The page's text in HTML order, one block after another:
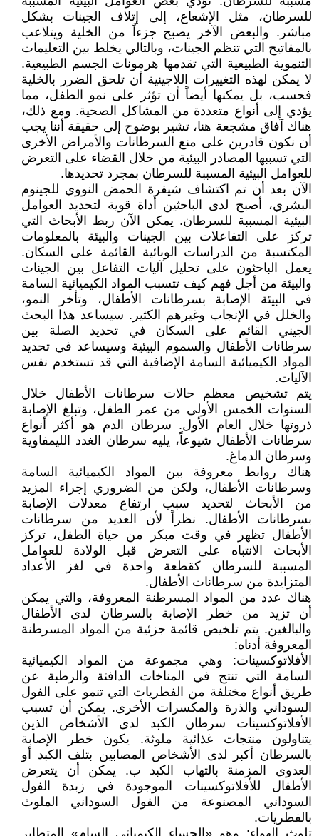
للسرطان، مثل الإشعاع، إلى إتلاف الجينات بشكل
مباشر. والبعض الآخر يصبح جزءاً من الخلية ويتلاعب
بالمفاتيح التي تنظم الجينات، وبالتالي يخلط بين التعليمات
التنموية الطبيعية التي تقدمها هرمونات الجسم الطبيعية.
لا يمكن لهذه التغييرات اللاجينية أن تلحق الضرر بالخلية
فحسب، بل يمكنها أيضاً أن تؤثر على نمو الطفل، مما
يؤدي إلى أنواع متعددة من المشاكل الصحية. ومع ذلك،
هناك آفاق مشجعة هنا، تشير بوضوح إلى حقيقة أننا يجب
أن نكون قادرين على منع السرطانات والأمراض الأخرى
التي تسببها المصادر البيئية من خلال القضاء على التعرض
للعوامل البيئية المسببة للسرطان بمجرد تحديدها.
الآن بعد أن تم اكتشاف شيفرة الحمض النووي للجينوم
البشري، أصبح لدى الباحثين أداة قوية لتحديد العوامل
البيئية المسببة للسرطان. يمكن الآن ربط الأبحاث التي
تركز على التفاعلات بين الجينات والبيئة بالمعلومات
المكتسبة من الدراسات الوبائية القائمة على السكان.
يعمل الباحثون على تحليل آليات التفاعل بين الجينات
والبيئة من أجل فهم كيف تتسبب المواد الكيميائية السامة
في البيئة الإصابة بسرطانات الأطفال، وتأخر النمو،
والخلل في الإنجاب وغيرهم الكثير. سيساعد هذا البحث
الجيني القائم على السكان في تحديد الصلة بين
سرطانات الأطفال والسموم البيئية وسيساعد في تحديد
المواد الكيميائية السامة الإضافية التي قد تستخدم نفس
الآليات.
يتم تشخيص معظم حالات سرطانات الأطفال خلال
السنوات الخمس الأولى من عمر الطفل، وتبلغ الإصابة
ذروتها خلال العام الأول. سرطان الدم هو أكثر أنواع
سرطانات الأطفال شيوعاً، يليه سرطان الغدد الليمفاوية
وسرطان الدماغ.
هناك روابط معروفة بين المواد الكيميائية السامة
وسرطانات الأطفال، ولكن من الضروري إجراء المزيد
من الأبحاث لتحديد سبب ارتفاع معدلات الإصابة
بسرطانات الأطفال. نظراً لأن العديد من سرطانات
الأطفال تظهر في وقت مبكر من حياة الطفل، تركز
الأبحاث الانتباه على التعرض قبل الولادة للعوامل
المسببة للسرطان كقطعة واحدة في لغز الأعداد
المتزايدة من سرطانات الأطفال.
هناك عدد من المواد المسرطنة المعروفة، والتي يمكن
أن تزيد من خطر الإصابة بالسرطان لدى الأطفال
والبالغين. يتم تلخيص قائمة جزئية من المواد المسرطنة
المعروفة أدناه:
الأفلاتوكسينات: وهي مجموعة من المواد الكيميائية
السامة التي تنتج في المناخات الدافئة والرطبة عن
طريق أنواع مختلفة من الفطريات التي تنمو على الفول
السوداني والذرة والمكسرات الأخرى. يمكن أن تسبب
الأفلاتوكسينات سرطان الكبد لدى الأشخاص الذين
يتناولون منتجات غذائية ملوثة. يكون خطر الإصابة
بالسرطان أكبر لدى الأشخاص المصابين بتلف الكبد أو
العدوى المزمنة بالتهاب الكبد ب. يمكن أن يتعرض
الأطفال للأفلاتوكسينات الموجودة في زبدة الفول
السوداني المصنوعة من الفول السوداني الملوث
بالفطريات.